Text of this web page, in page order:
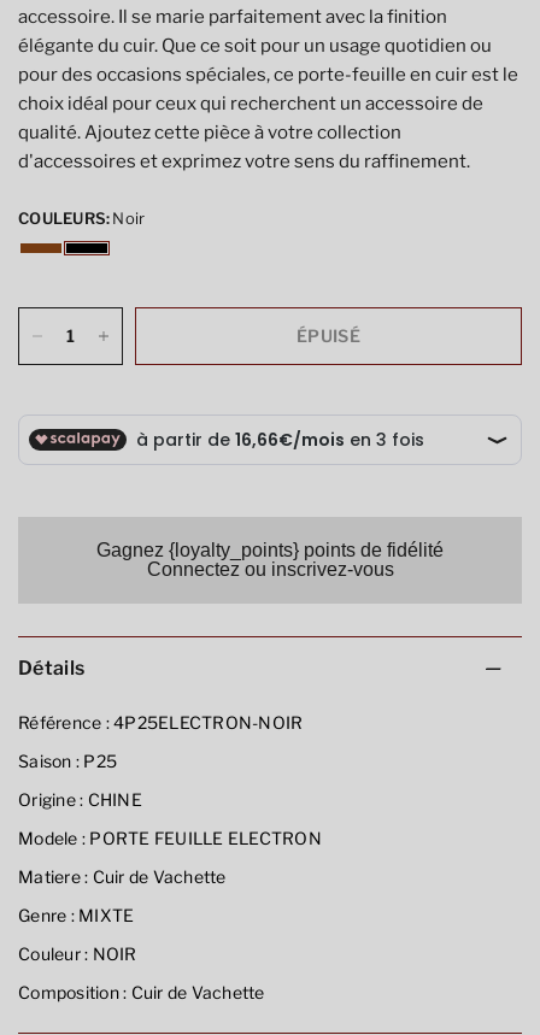
accessoire. Il se marie parfaitement avec la finition
élégante du cuir. Que ce soit pour un usage quotidien ou
pour des occasions spéciales, ce porte-feuille en cuir est le
choix idéal pour ceux qui recherchent un accessoire de
qualité. Ajoutez cette pièce à votre collection
d'accessoires et exprimez votre sens du raffinement.
COULEURS:Noir
ÉPUISÉ
Gagnez {loyalty_points} points de fidélité
Connectez ou inscrivez-vous
Détails
Référence :4P25ELECTRON-NOIR
Saison : P25
Origine : CHINE
Modele : PORTE FEUILLE ELECTRON
Matiere : Cuir de Vachette
Genre :MIXTE
Couleur : NOIR
Composition : Cuir de Vachette